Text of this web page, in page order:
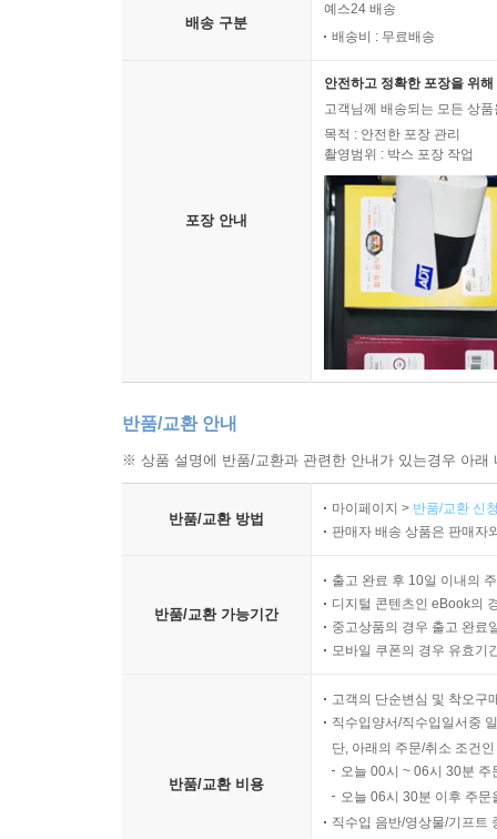
배송 구분
예스24 배송
배송비 : 무료배송
포장 안내
안전하고 정확한 포장을 위
고객님께 배송되는 모든 상
목적 : 안전한 포장 관리
촬영범위 : 박스 포장 작업
반품/교환 안내
※ 상품 설명에 반품/교환과 관련한 안내가 있는경우 아
반품/교환 방법
마이페이지 > 반품/교환 신
판매자 배송 상품은 판매자
반품/교환 가능기간
출고 완료 후 10일 이내의
디지털 콘텐츠인 eBook의
중고상품의 경우 출고 완료
모바일 쿠폰의 경우 유효기
반품/교환 비용
고객의 단순변심 및 착오구
직수입양서/직수입일서중
단, 아래의 주문/취소 조건
오늘 00시 ~ 06시 30분
오늘 06시 30분 이후 주
직수입 음반/영상물/기프트